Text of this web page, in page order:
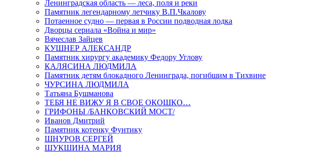
Ленинградская область — леса, поля и реки
Памятник легендарному летчику В.П.Чкалову
Потаенное судно — первая в России подводная лодка
Дворцы сериала «Война и мир»
Вячеслав Зайцев
КУШНЕР АЛЕКСАНДР
Памятник хирургу академику Федору Углову
КАЛЯСИНА ЛЮДМИЛА
Памятник детям блокадного Ленинграда, погибшим в Тихвине
ЧУРСИНА ЛЮДМИЛА
Татьяна Бушманова
ТЕБЯ НЕ ВИЖУ Я В СВОЕ ОКОШКО…
ГРИФОНЫ /БАНКОВСКИЙ МОСТ/
Иванов Дмитрий
Памятник котенку Фунтику
ШНУРОВ СЕРГЕЙ
ШУКШИНА МАРИЯ